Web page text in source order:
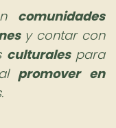
comunidades
y contar con
culturalespara
promover en